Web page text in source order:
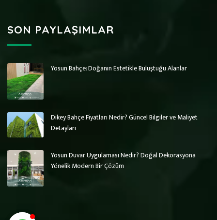
SON PAYLAŞIMLAR
Yosun Bahçe: Doğanın Estetikle Buluştuğu Alanlar
Dikey Bahçe Fiyatları Nedir? Güncel Bilgiler ve Maliyet
Detayları
Yosun Duvar Uygulaması Nedir? Doğal Dekorasyona
Yönelik Modern Bir Çözüm
Art Wall Moss
Art Wall Moss